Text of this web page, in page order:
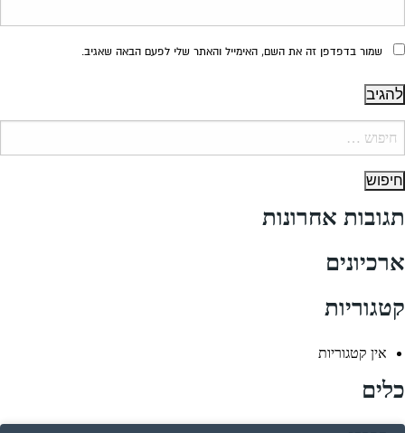
שמור בדפדפן זה את השם, האימייל והאתר שלי לפעם הבאה שאגיב.
תגובות אחרונות
ארכיונים
קטגוריות
אין קטגוריות
כלים